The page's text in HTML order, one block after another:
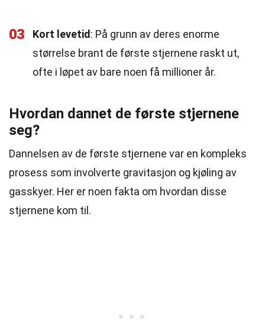
03 Kort levetid : På grunn av deres enorme
størrelse brant de første stjernene raskt ut,
ofte i løpet av bare noen få millioner år.
Hvordan dannet de første stjernene
seg?
Dannelsen av de første stjernene var en kompleks
prosess som involverte gravitasjon og kjøling av
gasskyer. Her er noen fakta om hvordan disse
stjernene kom til.